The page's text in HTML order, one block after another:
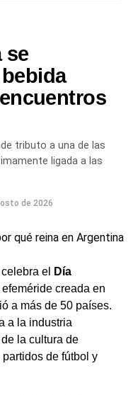
una identidad
de la compañía.
preventiva los
empresas y
objetivo de evitar la
que sus titulares
público
teléfono
nombres de usuario
aclaró que no
con alguien
su nombre de
indexado por
adicional de
clave de nombre
la conozcan
mensaje.
se
tributo a una de las
ligada a las
de 2026
el
Día
creada en
a más de 50 países.
a la industria
la cultura de
de fútbol y